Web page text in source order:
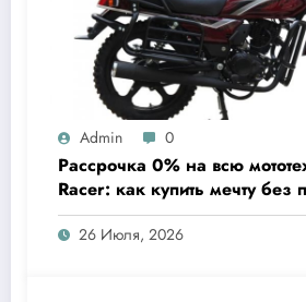
Admin 0
Рассрочка 0% на всю
Racer: как купить мечту без
26 Июля, 2026